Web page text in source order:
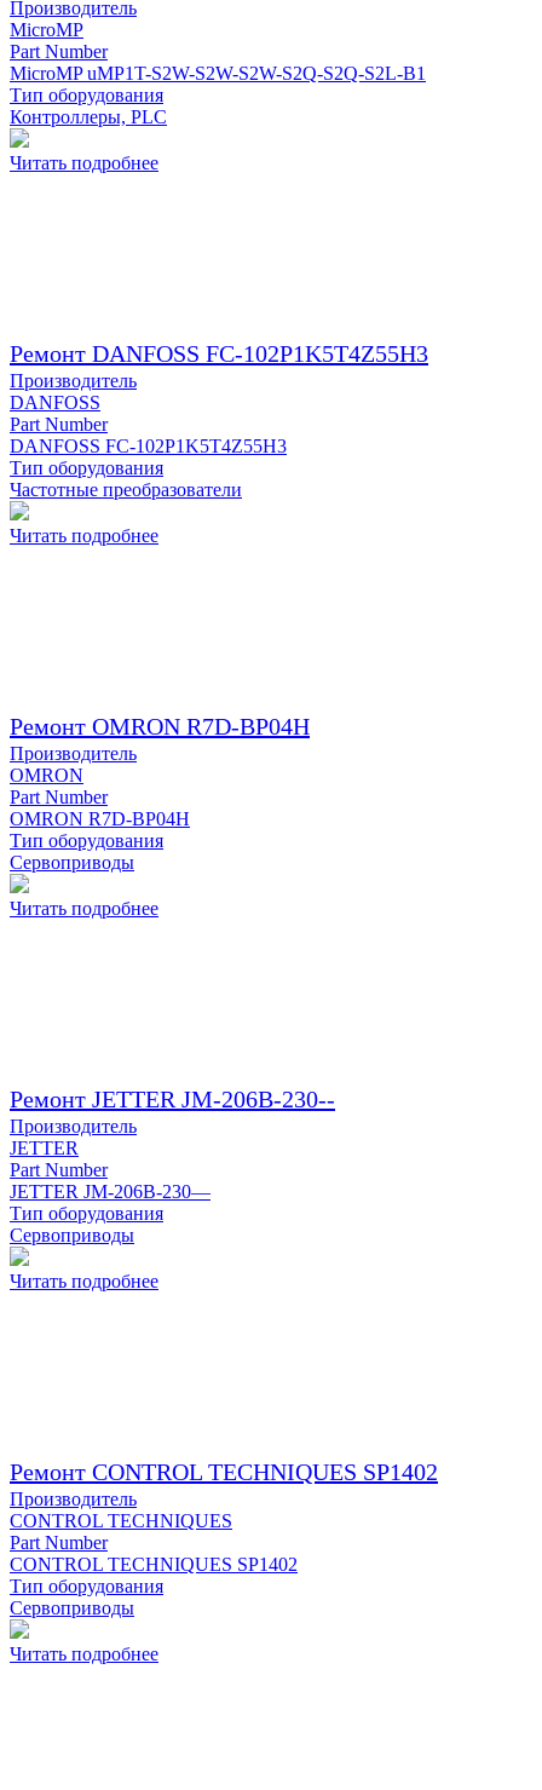
Производитель
MicroMP
Part Number
MicroMP uMP1T-S2W-S2W-S2W-S2Q-S2Q-S2L-B1
Тип оборудования
Контроллеры, PLC
Читать подробнее
Ремонт DANFOSS FC-102P1K5T4Z55H3
Производитель
DANFOSS
Part Number
DANFOSS FC-102P1K5T4Z55H3
Тип оборудования
Частотные преобразователи
Читать подробнее
Ремонт OMRON R7D-BP04H
Производитель
OMRON
Part Number
OMRON R7D-BP04H
Тип оборудования
Сервоприводы
Читать подробнее
Ремонт JETTER JM-206B-230--
Производитель
JETTER
Part Number
JETTER JM-206B-230—
Тип оборудования
Сервоприводы
Читать подробнее
Ремонт CONTROL TECHNIQUES SP1402
Производитель
CONTROL TECHNIQUES
Part Number
CONTROL TECHNIQUES SP1402
Тип оборудования
Сервоприводы
Читать подробнее